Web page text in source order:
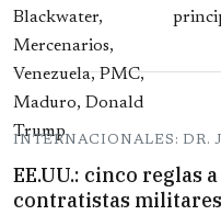
INTERNACIONALES: DR.
EE.UU.: cinco reglas
contratistas